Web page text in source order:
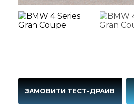
ЗАМОВИТИ ТЕСТ-ДРАЙВ